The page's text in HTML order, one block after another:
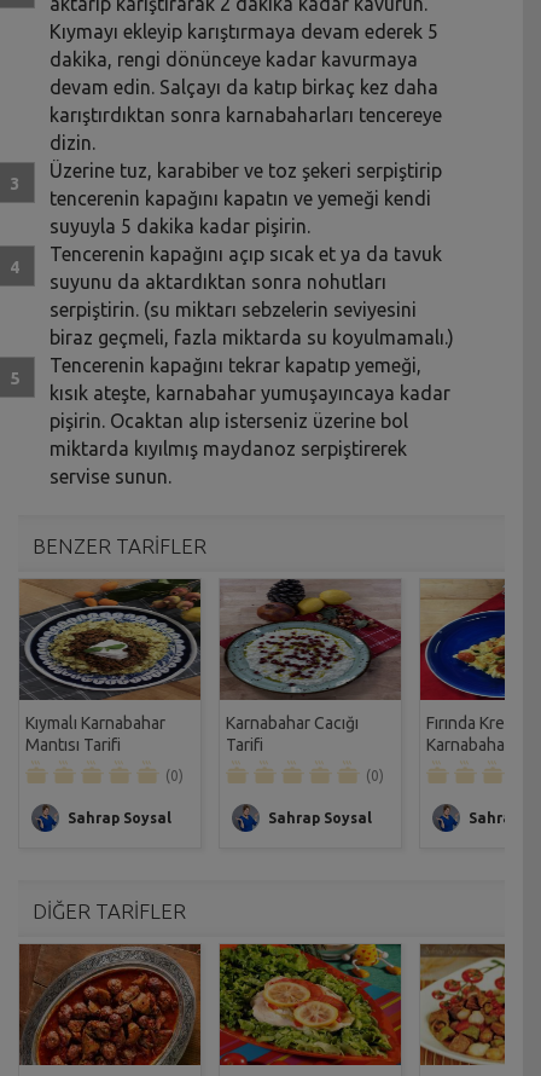
Kıymayı ekleyip karıştırmaya devam ederek 5
dakika, rengi dönünceye kadar kavurmaya
devam edin. Salçayı da katıp birkaç kez daha
karıştırdıktan sonra karnabaharları tencereye
dizin.
Üzerine tuz, karabiber ve toz şekeri serpiştirip
tencerenin kapağını kapatın ve yemeği kendi
suyuyla 5 dakika kadar pişirin.
Tencerenin kapağını açıp sıcak et ya da tavuk
suyunu da aktardıktan sonra nohutları
serpiştirin. (su miktarı sebzelerin seviyesini
biraz geçmeli, fazla miktarda su koyulmamalı.)
Tencerenin kapağını tekrar kapatıp yemeği,
kısık ateşte, karnabahar yumuşayıncaya kadar
pişirin. Ocaktan alıp isterseniz üzerine bol
miktarda kıyılmış maydanoz serpiştirerek
servise sunun.
BENZER TARİFLER
Kıymalı Karnabahar
Mantısı Tarifi
(0)
Sahrap Soysal
Karnabahar Cacığı
Tarifi
(0)
Sahrap Soysal
Fırında Kremalı
Karnabahar
Tarifi
Sahrap
DİĞER TARİFLER